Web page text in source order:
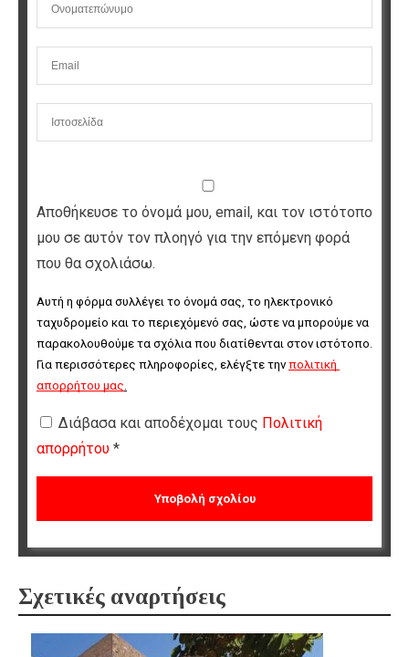
Αποθήκευσε το όνομά μου, email, και τον ιστότοπο
μου σε αυτόν τον πλοηγό για την επόμενη φορά
που θα σχολιάσω.
Αυτή η φόρμα συλλέγει το όνομά σας, το ηλεκτρονικό
ταχυδρομείο και το περιεχόμενό σας, ώστε να μπορούμε να
παρακολουθούμε τα σχόλια που διατίθενται στον ιστότοπο.
Για περισσότερες πληροφορίες, ελέγξτε την πολιτική
απορρήτου μας.
Διάβασα και αποδέχομαι τους Πολιτική
απορρήτου *
Σχετικές αναρτήσεις